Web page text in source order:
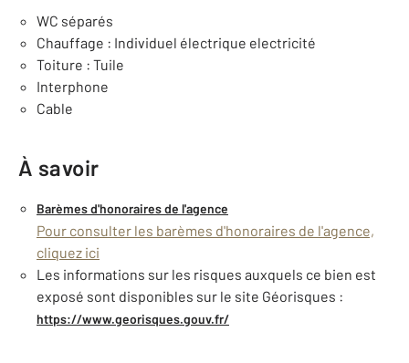
WC séparés
Chauffage : Individuel électrique electricité
Toiture : Tuile
Interphone
Cable
À savoir
Barèmes d'honoraires de l'agence
Pour consulter les barèmes d'honoraires de l'agence,
cliquez ici
Les informations sur les risques auxquels ce bien est
exposé sont disponibles sur le site Géorisques :
https://www.georisques.gouv.fr/